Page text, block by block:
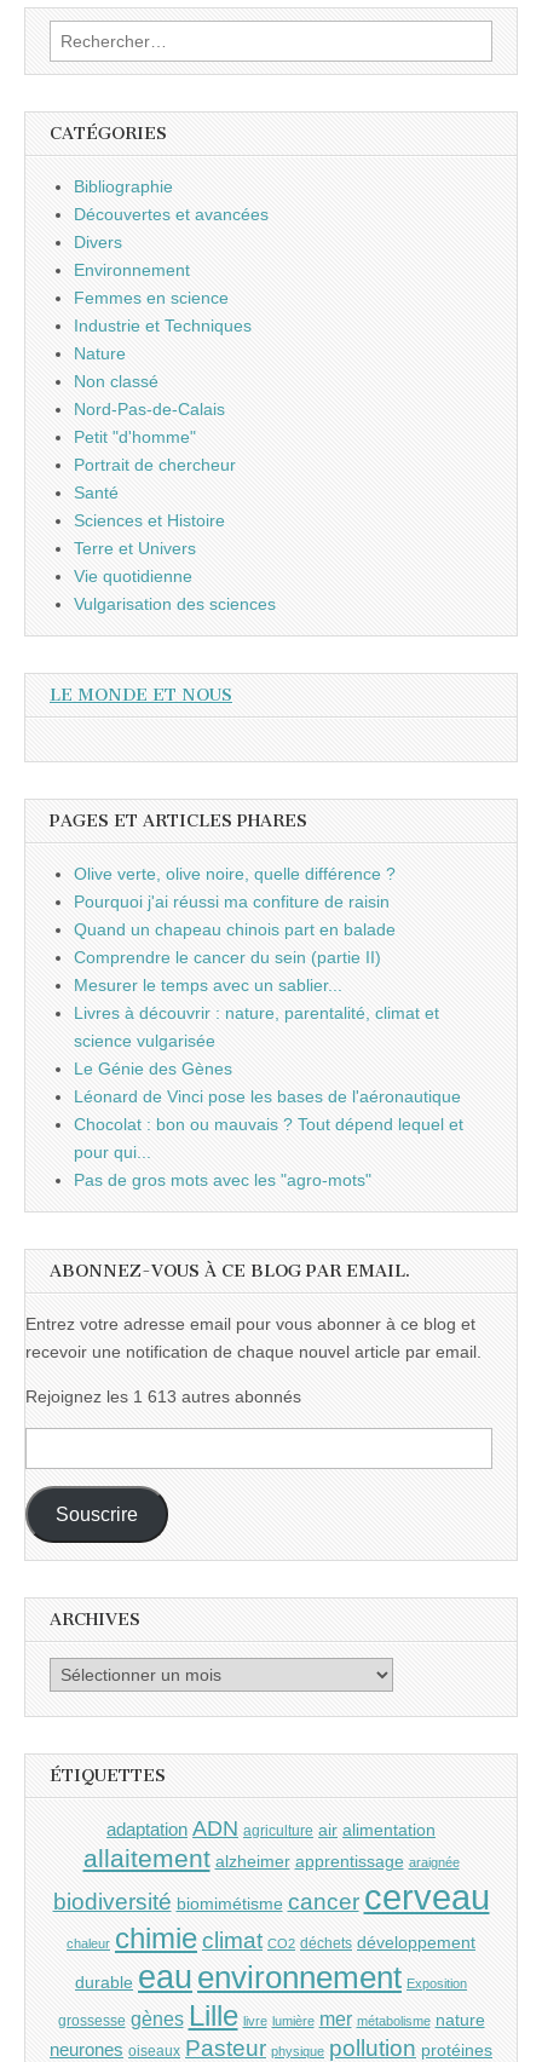
Rechercher :
CATÉGORIES
Bibliographie
Découvertes et avancées
Divers
Environnement
Femmes en science
Industrie et Techniques
Nature
Non classé
Nord-Pas-de-Calais
Petit "d'homme"
Portrait de chercheur
Santé
Sciences et Histoire
Terre et Univers
Vie quotidienne
Vulgarisation des sciences
LE MONDE ET NOUS
PAGES ET ARTICLES PHARES
Olive verte, olive noire, quelle différence ?
Pourquoi j'ai réussi ma confiture de raisin
Quand un chapeau chinois part en balade
Comprendre le cancer du sein (partie II)
Mesurer le temps avec un sablier...
Livres à découvrir : nature, parentalité, climat et
science vulgarisée
Le Génie des Gènes
Léonard de Vinci pose les bases de l'aéronautique
Chocolat : bon ou mauvais ? Tout dépend lequel et
pour qui...
Pas de gros mots avec les "agro-mots"
ABONNEZ-VOUS À CE BLOG PAR EMAIL.
Entrez votre adresse email pour vous abonner à ce blog et
recevoir une notification de chaque nouvel article par email.
Rejoignez les 1 613 autres abonnés
e-
mail :
Souscrire
ARCHIVES
Archives
ÉTIQUETTES
adaptation ADN agriculture air alimentation
allaitement alzheimer apprentissage araignée
biodiversité biomimétisme cancer cerveau
chaleur chimieclimat CO2 déchets développement
durable eau environnement Exposition
grossesse gènes Lille livre lumière mer métabolisme nature
neurones oiseaux Pasteur physique pollution protéines